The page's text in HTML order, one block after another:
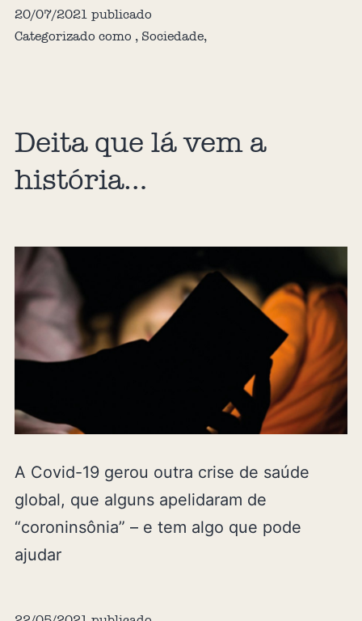
20/07/2021 publicado
Categorizado como , Sociedade,
Deita que lá vem a
história…
A Covid-19 gerou outra crise de saúde
global, que alguns apelidaram de
“coroninsônia” – e tem algo que pode
ajudar